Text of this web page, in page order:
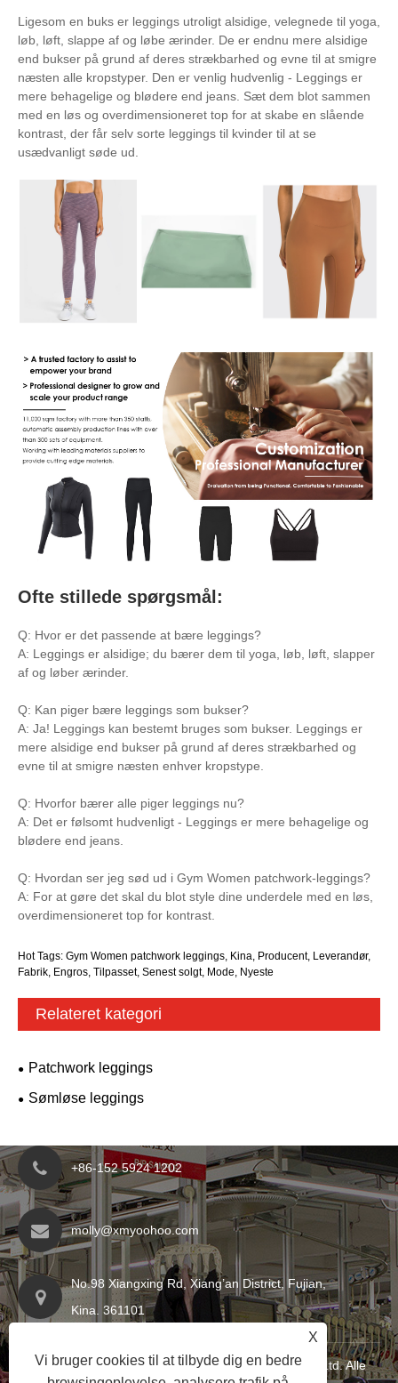
Ligesom en buks er leggings utroligt alsidige, velegnede til yoga,
løb, løft, slappe af og løbe ærinder. De er endnu mere alsidige
end bukser på grund af deres strækbarhed og evne til at smigre
næsten alle kropstyper. Den er venlig hudvenlig - Leggings er
mere behagelige og blødere end jeans. Sæt dem blot sammen
med en løs og overdimensioneret top for at skabe en slående
kontrast, der får selv sorte leggings til kvinder til at se
usædvanligt søde ud.
Ofte stillede spørgsmål:
Q: Hvor er det passende at bære leggings?
A: Leggings er alsidige; du bærer dem til yoga, løb, løft, slapper
af og løber ærinder.
Q: Kan piger bære leggings som bukser?
A: Ja! Leggings kan bestemt bruges som bukser. Leggings er
mere alsidige end bukser på grund af deres strækbarhed og
evne til at smigre næsten enhver kropstype.
Q: Hvorfor bærer alle piger leggings nu?
A: Det er følsomt hudvenligt - Leggings er mere behagelige og
blødere end jeans.
Q: Hvordan ser jeg sød ud i Gym Women patchwork-leggings?
A: For at gøre det skal du blot style dine underdele med en løs,
overdimensioneret top for kontrast.
Hot Tags: Gym Women patchwork leggings, Kina, Producent, Leverandør,
Fabrik, Engros, Tilpasset, Senest solgt, Mode, Nyeste
Relateret kategori
Patchwork leggings
Sømløse leggings
+86-152 5924 1202
molly@xmyoohoo.com
No.98 Xiangxing Rd, Xiang’an District, Fujian,
Kina. 361101
Copyright © 2024 Xiamen Evaricky Trading Co., Ltd. Alle
X
Vi bruger cookies til at tilbyde dig en bedre